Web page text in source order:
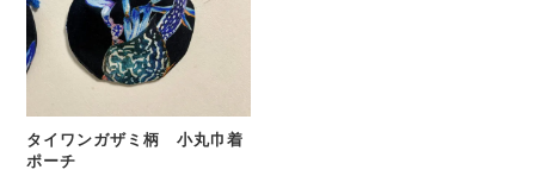
タイワンガザミ柄 小丸巾着
ポーチ